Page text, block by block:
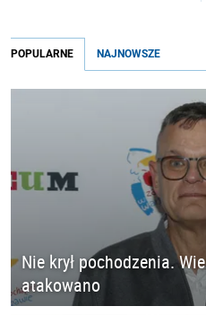
POPULARNE NAJNOWSZE
Nie krył pochodzenia.
atakowano